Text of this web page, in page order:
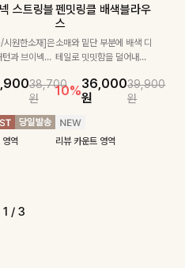
스트링블
시원한소재]은
과 브이넥으
디테일을 넣
트링으로 핏
게 잡아주는
:)
38,700
원
영역
펜밋링클 배색블라우
스
소매와 밑단 부분에 배색 디
테일로 밋밋함을 덜어내고
클 소재로 구김 걱정없이 즐
길 수 있는 블라우스랍니
10%36,000
원
39,900
원
리뷰 카운트 영역
프 카라7
래식무드🤍]
턴으로 데일
라넥 디자인
이미지로 만들
니트입니다 ~
35,400
원
영역
폴딘울 골지유넥니트
[여리핏/가벼운착용감]은은
하게 더해진 울 함유 소재로
포근하면서도 가볍게 착용
짜임 디테일이 슬림한 실루
엣을 연출해주며, 부드러운
로 즐기기 좋답니다🤍
10%원
원
리뷰 카운트 영역
스티에원
SET
뷔스티에
가 세트로 구
없이 완성
을 연출해주
이어드한 듯
로 데일리하게
좋아요 ✨
46,300
원
역
테킷미 레터링티셔츠
+반바지SET
[데일리부터 여행룩까지]감
각적인 레터링 티셔츠와 플레
어 핏 반바지가 함께 구성된
세트 아이템으로, 편안하면서
도 캐주얼한 꾸안꾸룩을 완성
해드립니다 ✨🩵
18%29,900
원
36,400
원
리뷰 카운트 영역
1 / 3